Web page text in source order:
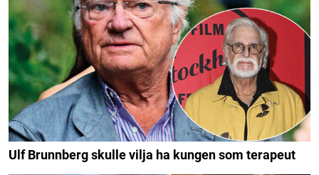
Ulf Brunnberg skulle vilja ha kungen som terapeut